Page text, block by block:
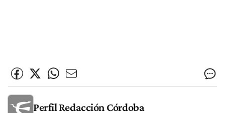
Perfil Redacción Córdoba